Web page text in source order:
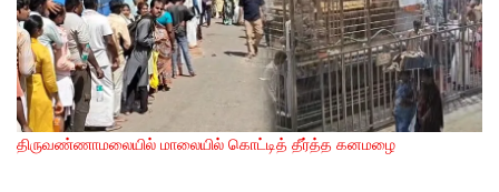
திருவண்ணாமலையில் மாலையில் கொட்டித் தீர்த்த கனமழை